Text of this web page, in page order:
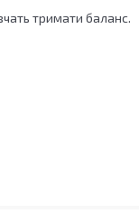
тримати баланс.